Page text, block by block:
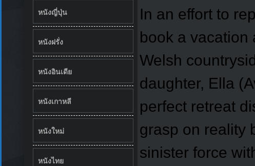
หนังญี่ปุ่น
หนังฝรั่ง
หนังอินเดีย
หนังเกาหลี
หนังใหม่
หนังไทย
In an effort to
book a vacation
Welsh
daughter, Ella
perfect retreat
grasp on reality
sinister force